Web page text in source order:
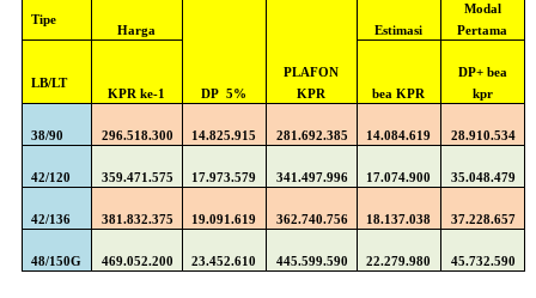
Tipe
Harga
DP 5%
PLAFON
KPR
Estimasi
Modal
Pertama
LB/LT
KPR ke-1
bea KPR
DP+ bea
kpr
38/90 296.518.300 14.825.915 281.692.385 14.084.619 28.910.534
42/120 359.471.575 17.973.579 341.497.996 17.074.900 35.048.479
42/136 381.832.375 19.091.619 362.740.756 18.137.038 37.228.657
48/150G 469.052.200 23.452.610 445.599.590 22.279.980 45.732.590